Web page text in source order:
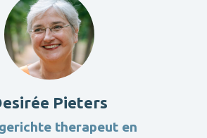
Pieters
therapeut en